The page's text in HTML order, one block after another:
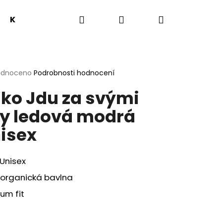
Knihy Předprodej Novinky
Hledat PřihlášeníNákupní
Podrobnosti hodnocení
Jdu za svými
ledová modrá
organická bavlna
fit